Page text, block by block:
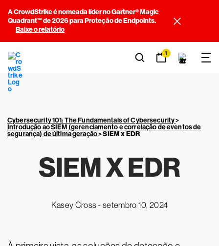
A CrowdStrike é nomeada líder no Gartner® Magic
Quadrant™ de 2026 para Proteção de Endpoints.
Baixe o relatório
1
Cybersecurity 101: The Fundamentals of Cybersecurity>
Introdução ao SIEM (gerenciamento e correlação de eventos de
segurança) de última geração>SIEM x EDR
SIEM X EDR
Kasey Cross -setembro 10, 2024